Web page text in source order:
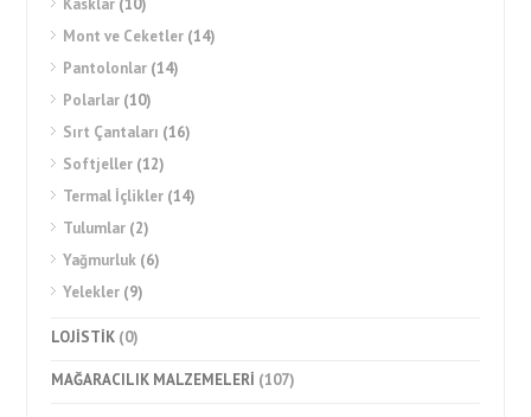
Kasklar (10)
Mont ve Ceketler (14)
Pantolonlar (14)
Polarlar (10)
Sırt Çantaları (16)
Softjeller (12)
Termal İçlikler (14)
Tulumlar (2)
Yağmurluk (6)
Yelekler (9)
LOJİSTİK (0)
MAĞARACILIK MALZEMELERİ (107)